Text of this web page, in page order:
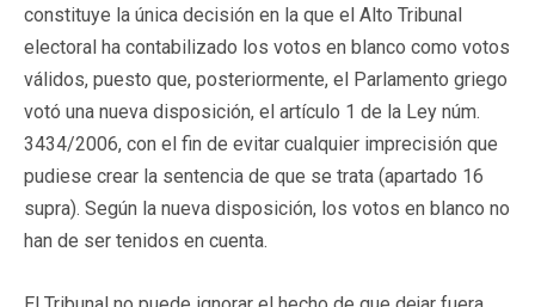
constituye la única decisión en la que el Alto Tribunal
electoral ha contabilizado los votos en blanco como votos
válidos, puesto que, posteriormente, el Parlamento griego
votó una nueva disposición, el artículo 1 de la Ley núm.
3434/2006, con el fin de evitar cualquier imprecisión que
pudiese crear la sentencia de que se trata (apartado 16
supra). Según la nueva disposición, los votos en blanco no
han de ser tenidos en cuenta.